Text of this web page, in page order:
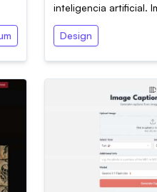
inteligencia artificial.
Design